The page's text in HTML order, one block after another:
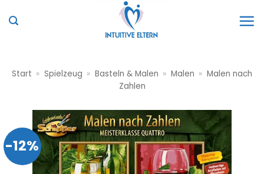
Inhalt
Start » Spielzeug » Basteln & Malen » Malen » Malen nach
Zahlen
-12%